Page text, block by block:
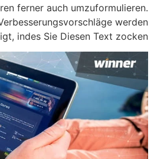
ferner auch umzuformulieren.
werden
indes Sie Diesen Text zocken.